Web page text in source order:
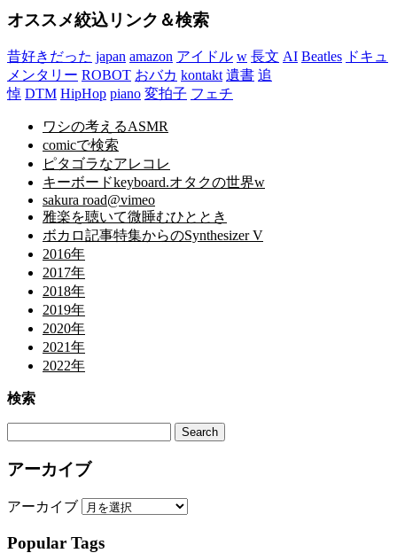
オススメ絞込リンク＆検索
昔好きだった japan amazon アイドル w 長文 AI Beatles ドキュ
メンタリー ROBOT おバカ kontakt 遺書 追
悼 DTM HipHop piano 変拍子 フェチ
ワシの考えるASMR
comicで検索
ピタゴラなアレコレ
キーボードkeyboard.オタクの世界w
sakura road@vimeo
雅楽を聴いて微睡むひととき
ボカロ記事特集からのSynthesizer V
2016年
2017年
2018年
2019年
2020年
2021年
2022年
検索
アーカイブ
アーカイブ
Popular Tags